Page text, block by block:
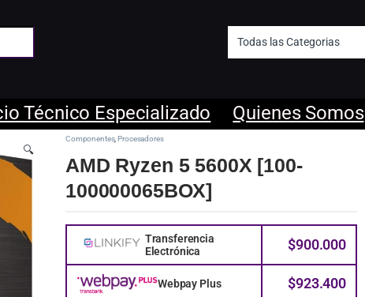
Técnico Especializado Quienes Somos
🔍
Componentes,Procesadores
AMD Ryzen 5 5600X [100-
100000065BOX]
Transferencia
Electrónica
$900.000
Webpay Plus $923.400